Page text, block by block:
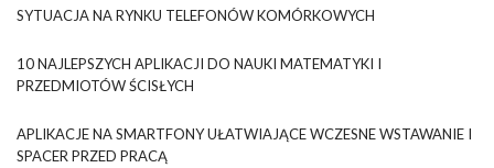
SYTUACJA NA RYNKU TELEFONÓW KOMÓRKOWYCH
10 NAJLEPSZYCH APLIKACJI DO NAUKI MATEMATYKI I
PRZEDMIOTÓW ŚCISŁYCH
APLIKACJE NA SMARTFONY UŁATWIAJĄCE WCZESNE WSTAWANIE I
SPACER PRZED PRACĄ